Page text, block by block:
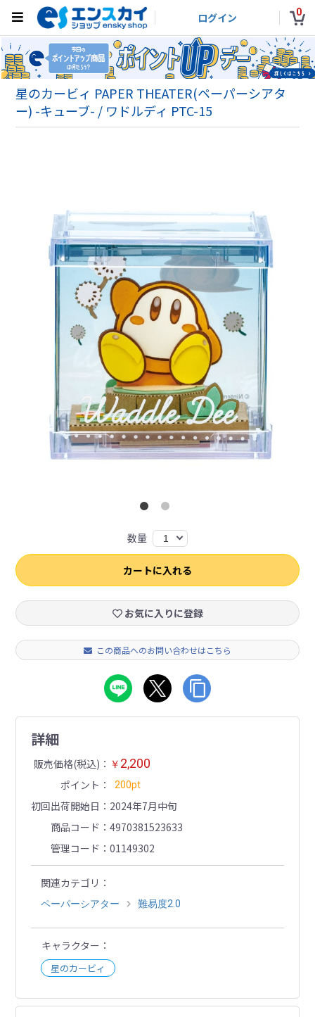
ログイン 0
星のカービィ PAPER THEATER(ペーパーシアタ
ー) -キューブ- / ワドルディ PTC-15
数量 1
カートに入れる
お気に入りに登録
この商品へのお問い合わせはこちら
詳細
販売価格(税込) ￥ 2,200
ポイント 200pt
初回出荷開始日
2024年7月中旬
商品コード
4970381523633
管理コード
01149302
関連カテゴリ
ペーパーシアター 難易度2.0
キャラクター
星のカービィ